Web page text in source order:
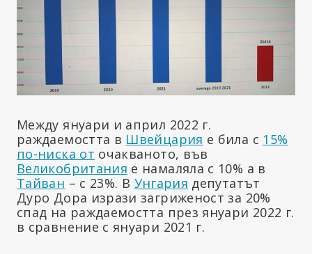
Между януари и април 2022 г.
раждаемостта в Швейцария е била с 15%
по-ниска от очакваното, във
Великобритания е намаляла с 10% а в
Тайван – с 23%. В Унгария депутатът
Дуро Дора изрази загриженост за 20%
спад на раждаемостта през януари 2022 г.
в сравнение с януари 2021 г.